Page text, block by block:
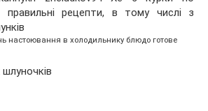
настоювання в холодильнику блюдо готове